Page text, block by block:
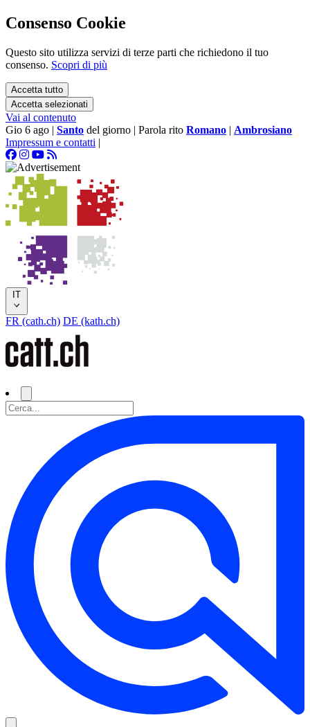
Consenso Cookie
Questo sito utilizza servizi di terze parti che richiedono il tuo
consenso. Scopri di più
Accetta tutto
Accetta selezionati
Vai al contenuto
Gio 6 ago | Santo del giorno | Parola rito Romano | Ambrosiano
Impressum e contatti |
IT
FR (cath.ch) DE (kath.ch)